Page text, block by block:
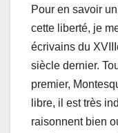
Pour en savoir
cette liberté, je
écrivains du
siècle dernier.
premier,
libre, il est très
raisonnent bien